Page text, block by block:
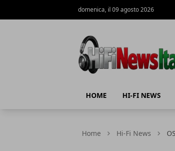
domenica, il 09 agosto 2026
HOME HI-FI NEWS
Home Hi-Fi News